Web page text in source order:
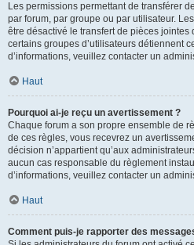
Les permissions permettant de transférer
par forum, par groupe ou par utilisateur.
être désactivé le transfert de pièces
certains groupes d’utilisateurs détiennent
d’informations, veuillez contacter un
Haut
Pourquoi ai-je reçu un avertissement ?
Chaque forum a son propre ensemble de
de ces règles, vous recevrez un
décision n’appartient qu’aux
aucun cas responsable du règlement
d’informations, veuillez contacter un
Haut
Comment puis-je rapporter des